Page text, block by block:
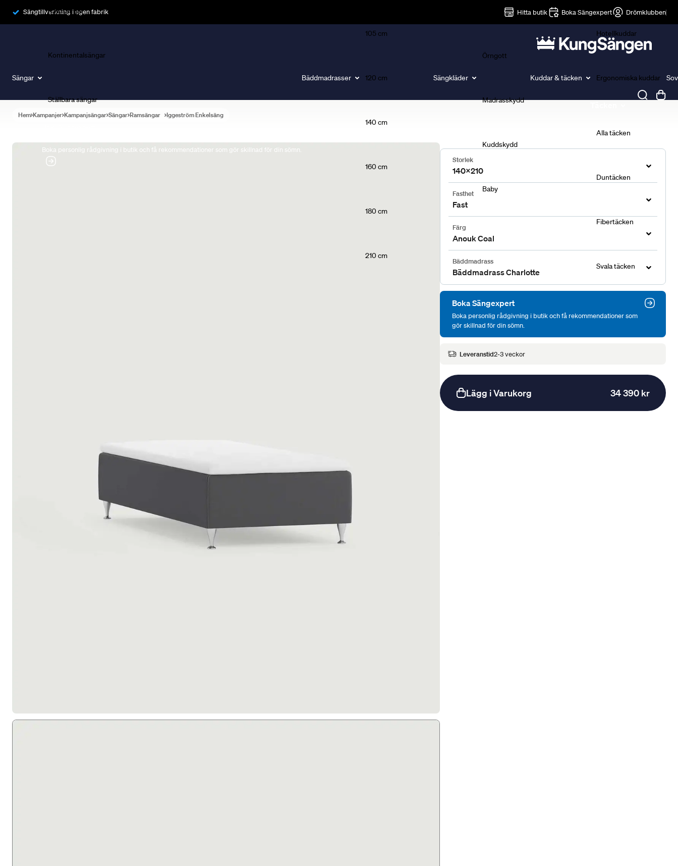
Sängtillverkning i egen fabrik Hitta butik Boka Sängexpert Drömklubben
Sängar
Ramsängar
Kontinentalsängar
Ställbara sängar
Boka personlig rådgivning i butik och få rekommendationer som gör skillnad för din sömn.
Bäddmadrasser
105 cm
120 cm
140 cm
160 cm
180 cm
210 cm
Sängkläder
Örngott
Madrasskydd
Kuddskydd
Baby
Kuddar & täcken
Hotellkuddar
Ergonomiska kuddar
Alla täcken
Duntäcken
Fibertäcken
Svala täcken
Hem Kampanjer Kampanjsängar Sängar Ramsängar Iggeström Enkelsäng
Storlek
140x210
Fasthet
Fast
Färg
Anouk Coal
Bäddmadrass
Bäddmadrass Charlotte
Boka Sängexpert
Boka personlig rådgivning i butik och få rekommendationer som
gör skillnad för din sömn.
Leveranstid2-3 veckor
Lägg i Varukorg 34 390 kr